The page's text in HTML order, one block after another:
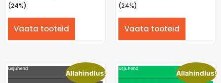
(24%)
Vaata tooteid
(24%)
Vaata tooteid
Allahindlus! Allahindlus!